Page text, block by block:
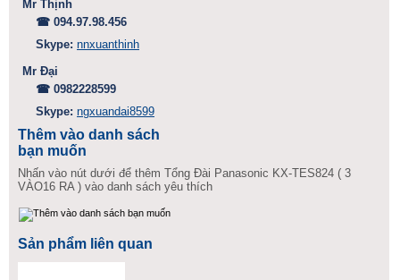
Mr Thịnh
☎ 094.97.98.456
Skype: nnxuanthinh
Mr Đại
☎ 0982228599
Skype: ngxuandai8599
Thêm vào danh sách
bạn muốn
Nhấn vào nút dưới để thêm Tổng Đài Panasonic KX-TES824 ( 3
VÀO16 RA ) vào danh sách yêu thích
Sản phẩm liên quan